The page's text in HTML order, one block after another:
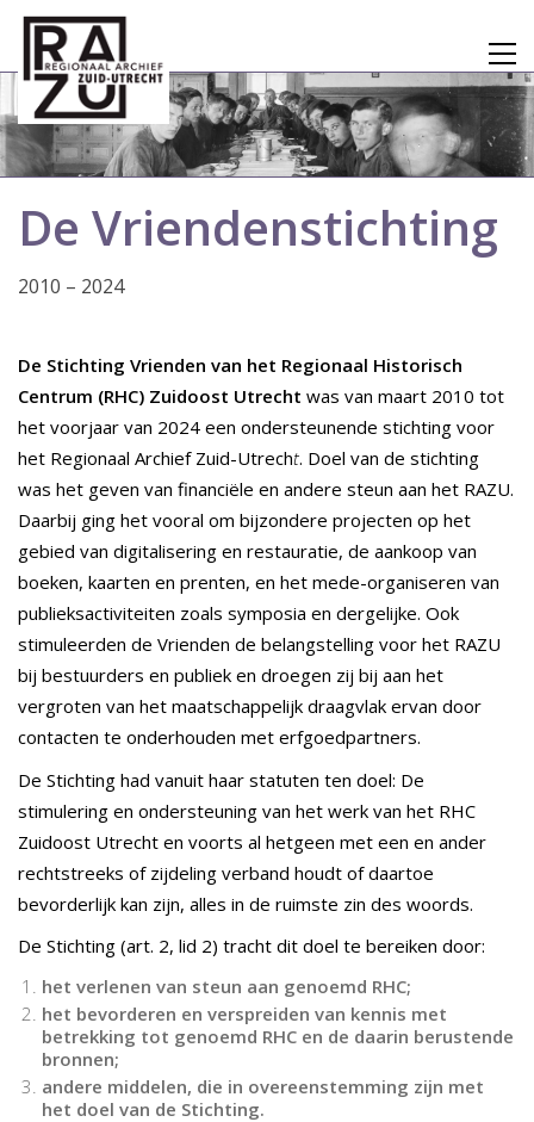
De Vriendenstichting
2010 – 2024
De Stichting Vrienden van het Regionaal Historisch
Centrum (RHC) Zuidoost Utrecht was van maart 2010 tot
het voorjaar van 2024 een ondersteunende stichting voor
het Regionaal Archief Zuid-Utrecht. Doel van de stichting
was het geven van financiële en andere steun aan het RAZU.
Daarbij ging het vooral om bijzondere projecten op het
gebied van digitalisering en restauratie, de aankoop van
boeken, kaarten en prenten, en het mede-organiseren van
publieksactiviteiten zoals symposia en dergelijke. Ook
stimuleerden de Vrienden de belangstelling voor het RAZU
bij bestuurders en publiek en droegen zij bij aan het
vergroten van het maatschappelijk draagvlak ervan door
contacten te onderhouden met erfgoedpartners.
De Stichting had vanuit haar statuten ten doel: De
stimulering en ondersteuning van het werk van het RHC
Zuidoost Utrecht en voorts al hetgeen met een en ander
rechtstreeks of zijdeling verband houdt of daartoe
bevorderlijk kan zijn, alles in de ruimste zin des woords.
De Stichting (art. 2, lid 2) tracht dit doel te bereiken door:
het verlenen van steun aan genoemd RHC;
het bevorderen en verspreiden van kennis met
betrekking tot genoemd RHC en de daarin berustende
bronnen;
andere middelen, die in overeenstemming zijn met
het doel van de Stichting.